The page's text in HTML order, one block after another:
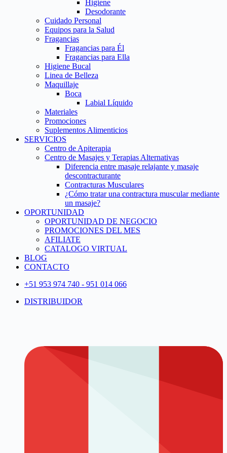
Higiene
Desodorante
Cuidado Personal
Equipos para la Salud
Fragancias
Fragancias para Él
Fragancias para Ella
Higiene Bucal
Linea de Belleza
Maquillaje
Boca
Labial Líquido
Materiales
Promociones
Suplementos Alimenticios
SERVICIOS
Centro de Apiterapia
Centro de Masajes y Terapias Alternativas
Diferencia entre masaje relajante y masaje
descontracturante
Contracturas Musculares
¿Cómo tratar una contractura muscular mediante
un masaje?
OPORTUNIDAD
OPORTUNIDAD DE NEGOCIO
PROMOCIONES DEL MES
AFILIATE
CATALOGO VIRTUAL
BLOG
CONTACTO
+51 953 974 740 - 951 014 066
DISTRIBUIDOR